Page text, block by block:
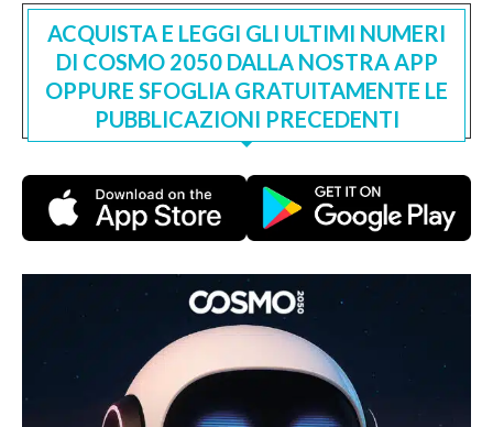
ACQUISTA E LEGGI GLI ULTIMI NUMERI
DI COSMO 2050 DALLA NOSTRA APP
OPPURE SFOGLIA GRATUITAMENTE LE
PUBBLICAZIONI PRECEDENTI